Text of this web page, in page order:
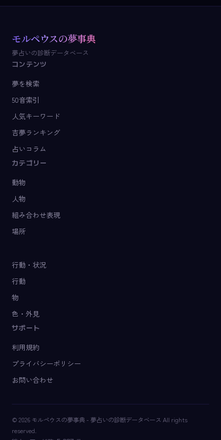
モルペウスの夢事典
夢占いの診断データベース
コンテンツ
夢を検索
50音索引
人気キーワード
吉夢ランキング
占いコラム
カテゴリー
動物
人物
組み合わせ表現
場所
行動・状況
行動
物
色・外見
サポート
利用規約
プライバシーポリシー
お問い合わせ
© 2026 モルペウスの夢事典 - 夢占いの診断データベース All rights
reserved.